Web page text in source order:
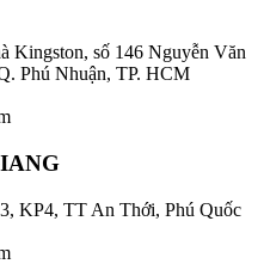
Kingston, số 146 Nguyễn Văn
Phú Nhuận, TP. HCM
KP4, TT An Thới, Phú Quốc